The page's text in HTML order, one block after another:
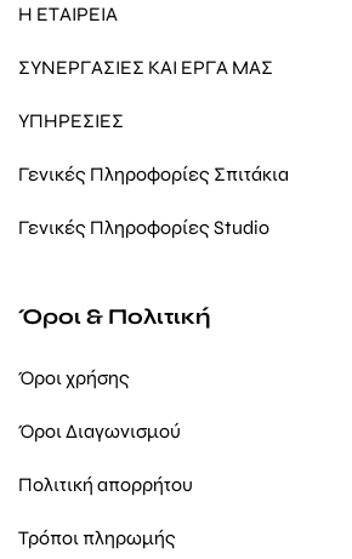
Η ΕΤΑΙΡΕΙΑ
ΣΥΝΕΡΓΑΣΙΕΣ ΚΑΙ ΕΡΓΑ ΜΑΣ
ΥΠΗΡΕΣΙΕΣ
Γενικές Πληροφορίες Σπιτάκια
Γενικές Πληροφορίες Studio
Όροι & Πολιτική
Όροι χρήσης
Όροι Διαγωνισμού
Πολιτική απορρήτου
Τρόποι πληρωμής